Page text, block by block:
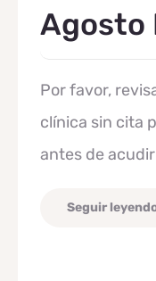
Agosto
Por favor,
clínica sin cita
antes de
Seguir